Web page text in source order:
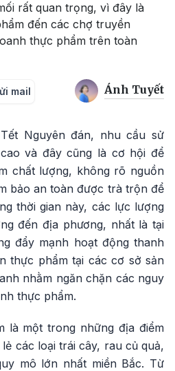
rất quan trọng, vì đây là
đến các chợ truyền
thực phẩm trên toàn
mail Ánh Tuyết
Nguyên đán, nhu cầu sử
và đây cũng là cơ hội để
chất lượng, không rõ nguồn
bảo an toàn được trà trộn để
thời gian này, các lực lượng
đến địa phương, nhất là tại
đẩy mạnh hoạt động thanh
thực phẩm tại các cơ sở sản
nhằm ngăn chặn các nguy
thực phẩm.
là một trong những địa điểm
các loại trái cây, rau củ quả,
mô lớn nhất miền Bắc. Từ